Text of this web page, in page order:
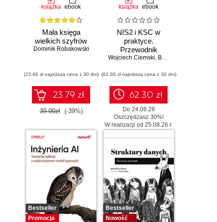
książka ebook
Mała księga
wielkich szyfrów
Dominik Robakowski
(23,40 zł najniższa cena z 30 dni)
23.79 zł
39.00zł (-39%)
książka ebook
NIS2 i KSC w
praktyce.
Przewodnik
wdrożeniowy dla
Wojciech Ciemski, Bartłomiej Wieczorek
(62,30 zł najniższa cena z 30 dni)
62.30 zł
Do 24.08.26
Oszczędzasz 30%!
W realizacji od 25.08.26 r.
Bestseller
Promocja
Bestseller
Nowość